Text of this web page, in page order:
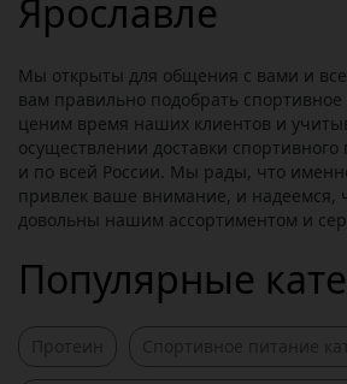
Ярославле
Мы открыты для общения с вами и
вам правильно подобрать
ценим время наших клиентов и
осуществлении доставки
и по всей России. Мы рады, что
привлек ваше внимание, и надеемся,
довольны нашим ассортиментом и
Популярные